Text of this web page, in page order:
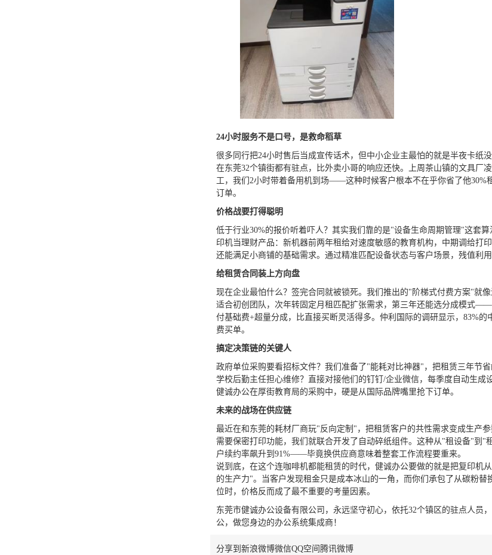
24小时服务不是口号，是救命稻草
很多同行把24小时售后当成宣传话术，但中小企业主最怕的就是半夜卡纸
在东莞32个镇街都有驻点，比外卖小哥的响应还快。上周茶山镇的文具厂
工，我们2小时带着备用机到场——这种时候客户根本不在乎你省了他30%
订单。
价格战要打得聪明
低于行业30%的报价听着吓人？其实我们靠的是"设备生命周期管理"这套
印机当理财产品：新机器前两年租给对速度敏感的教育机构，中期调给打
还能满足小商铺的基础需求。通过精准匹配设备状态与客户场景，残值利用
给租赁合同装上方向盘
现在企业最怕什么？签完合同就被锁死。我们推出的"阶梯式付费方案"就
适合初创团队，次年转固定月租匹配扩张需求，第三年还能选分成模式
付基础费+超量分成，比直接买断灵活得多。仲利国际的调研显示，83%的
费买单。
搞定决策链的关键人
政府单位采购要看招标文件？我们准备了"能耗对比神器"，把租赁三年节省
学校后勤主任担心维修？直接对接他们的钉钉/企业微信，每季度自动生成
健诚办公在厚街教育局的采购中，硬是从国际品牌嘴里抢下订单。
未来的战场在供应链
最近在和东莞的耗材厂商玩"反向定制"，把租赁客户的共性需求变成生产
需要保密打印功能，我们就联合开发了自动碎纸组件。这种从"租设备"到"
户续约率飙升到91%——毕竟换供应商意味着整套工作流程要重来。
说到底，在这个连咖啡机都能租赁的时代，健诚办公要做的就是把复印机
的生产力"。当客户发现租金只是成本冰山的一角，而你们承包了从碳粉替
位时，价格反而成了最不重要的考量因素。
东莞市健诚办公设备有限公司，永远坚守初心，依托32个镇区的驻点人员
公，做您身边的办公系统集成商！
分享到 新浪微博微信QQ空间 腾讯微博